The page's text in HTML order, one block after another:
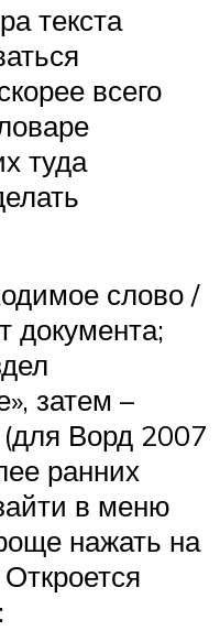
текста
всего
туда
слово /
документа;
затем –
Ворд 2007
ранних
в меню
нажать на